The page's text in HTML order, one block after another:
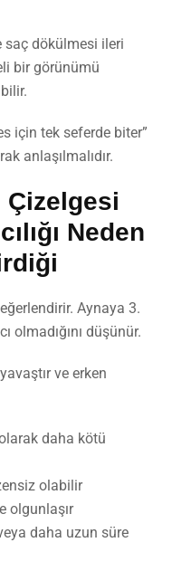
saç dökülmesi ileri
bir görünümü
için tek seferde biter”
anlaşılmalıdır.
Çizelgesi
Neden
Aynaya 3.
olmadığını düşünür.
yavaştır ve erken
daha kötü
olabilir
olgunlaşır
daha uzun süre